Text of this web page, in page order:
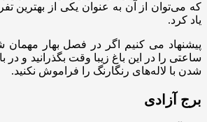
که می‌توان از آن به عنوان یکی از بهترین
یاد کرد.
پیشنهاد می کنیم اگر در فصل بهار مهمان
ساعتی را در این باغ زیبا وقت بگذرانید و در
شدن با لاله‌های رنگارنگ را فراموش نکنید.
برج آزادی